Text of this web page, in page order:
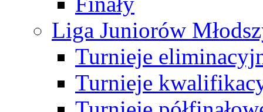
Liga Juniorów
Turnieje
Turnieje